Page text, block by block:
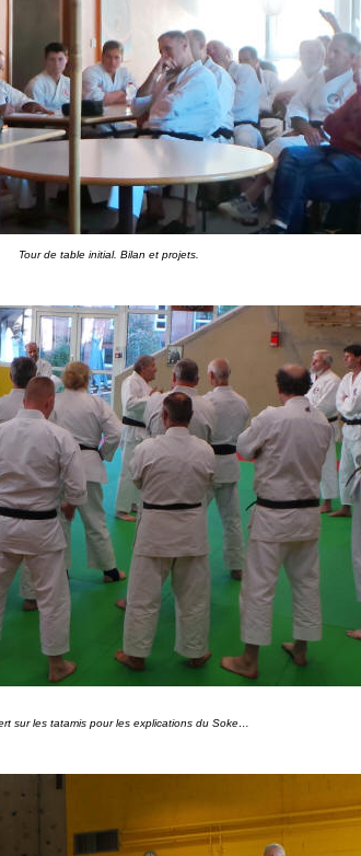
Tour de table initial. Bilan et projets.
sur les tatamis pour les explications du Soke…